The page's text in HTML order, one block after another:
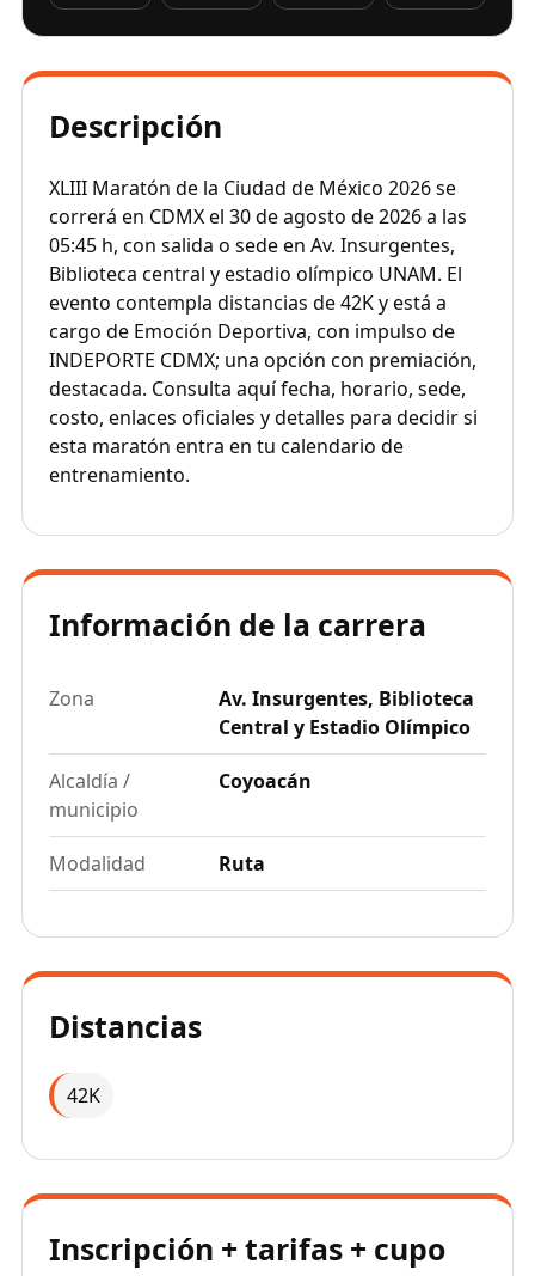
Descripción
XLIII Maratón de la Ciudad de México 2026 se
correrá en CDMX el 30 de agosto de 2026 a las
05:45 h, con salida o sede en Av. Insurgentes,
Biblioteca central y estadio olímpico UNAM. El
evento contempla distancias de 42K y está a
cargo de Emoción Deportiva, con impulso de
INDEPORTE CDMX; una opción con premiación,
destacada. Consulta aquí fecha, horario, sede,
costo, enlaces oficiales y detalles para decidir si
esta maratón entra en tu calendario de
entrenamiento.
Información de la carrera
Zona
Av. Insurgentes, Biblioteca
Central y Estadio Olímpico
Alcaldía /
municipio
Coyoacán
Modalidad Ruta
Distancias
42K
Inscripción + tarifas + cupo